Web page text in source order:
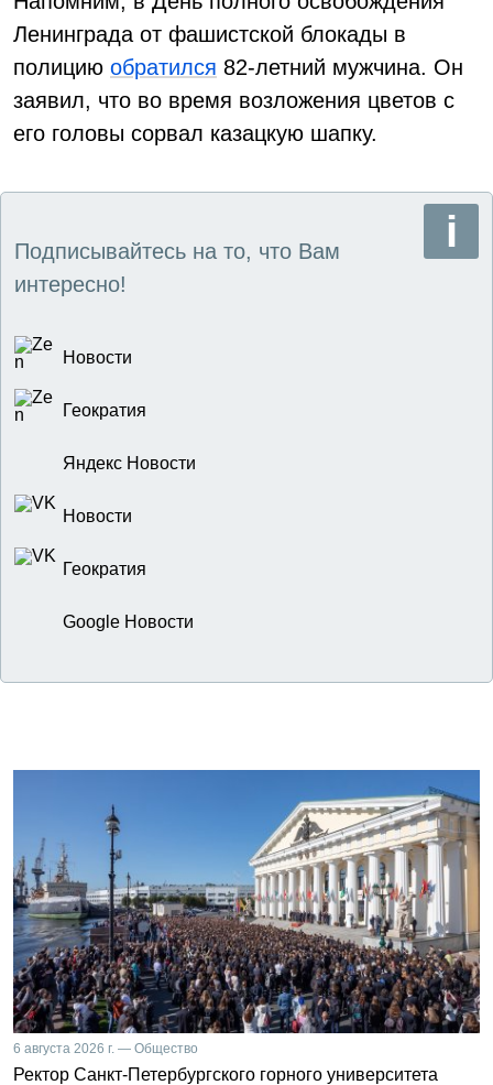
Ленинграда от фашистской блокады в
полицию обратился 82-летний мужчина. Он
заявил, что во время возложения цветов с
его головы сорвал казацкую шапку.
Подписывайтесь на то, что Вам
интересно!
Новости
Геократия
Яндекс Новости
Новости
Геократия
Google Новости
6 августа 2026 г. — Общество
Ректор Санкт-Петербургского горного университета